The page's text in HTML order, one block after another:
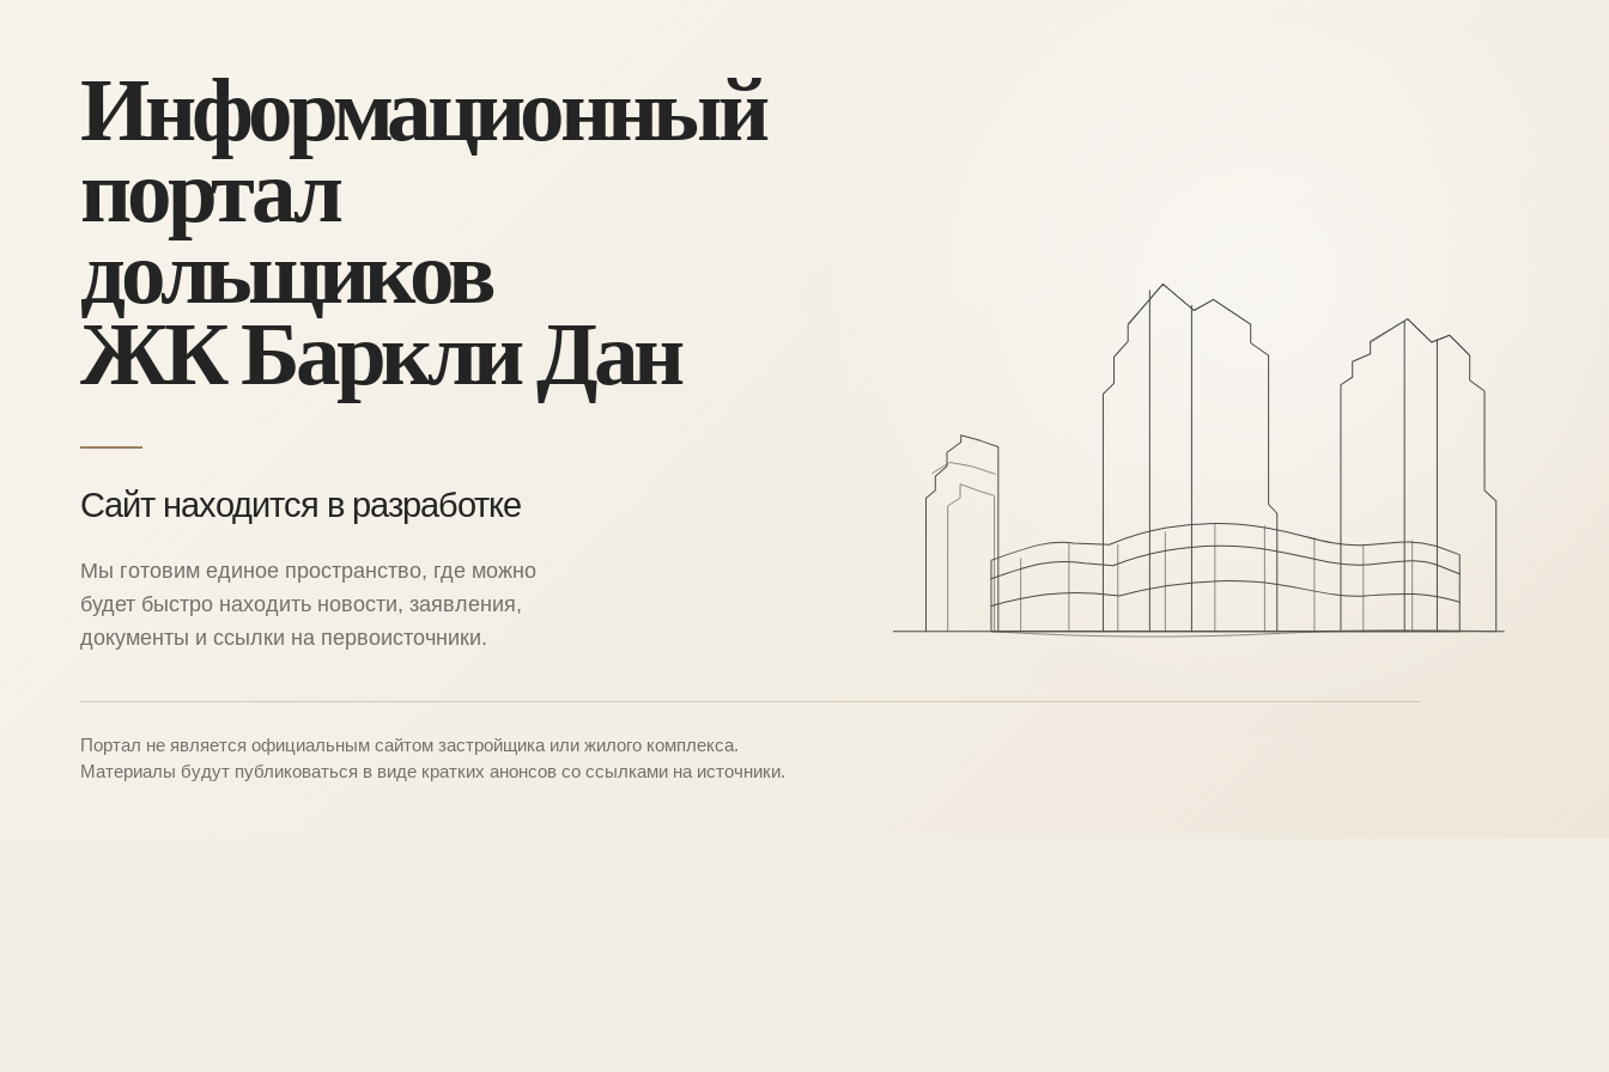
Информационный
портал
дольщиков
ЖК Баркли Дан
Сайт находится в разработке
Мы готовим единое пространство, где можно
будет быстро находить новости, заявления,
документы и ссылки на первоисточники.
Портал не является официальным сайтом застройщика или жилого комплекса.
Материалы будут публиковаться в виде кратких анонсов со ссылками на источники.